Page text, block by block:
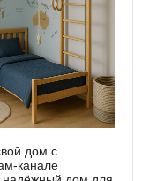
дом с
канале